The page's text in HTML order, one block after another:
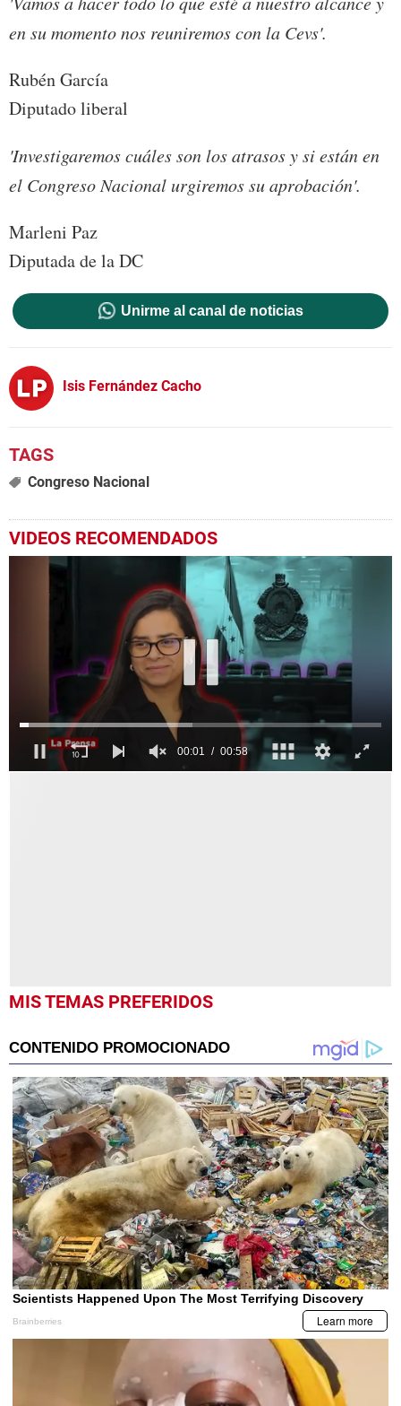
en su momento nos reuniremos con la Cevs'.
Rubén García
Diputado liberal
'Investigaremos cuáles son los atrasos y si están en
el Congreso Nacional urgiremos su aprobación'.
Marleni Paz
Diputada de la DC
Unirme al canal de noticias
Isis Fernández Cacho
Congreso Nacional
VIDEOS RECOMENDADOS
MIS TEMAS PREFERIDOS